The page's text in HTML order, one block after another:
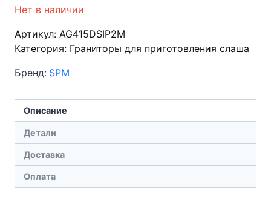
Нет в наличии
Артикул: AG415DSIP2M
Категория: Граниторы для приготовления слаша
Бренд: SPM
Описание
Детали
Доставка
Оплата